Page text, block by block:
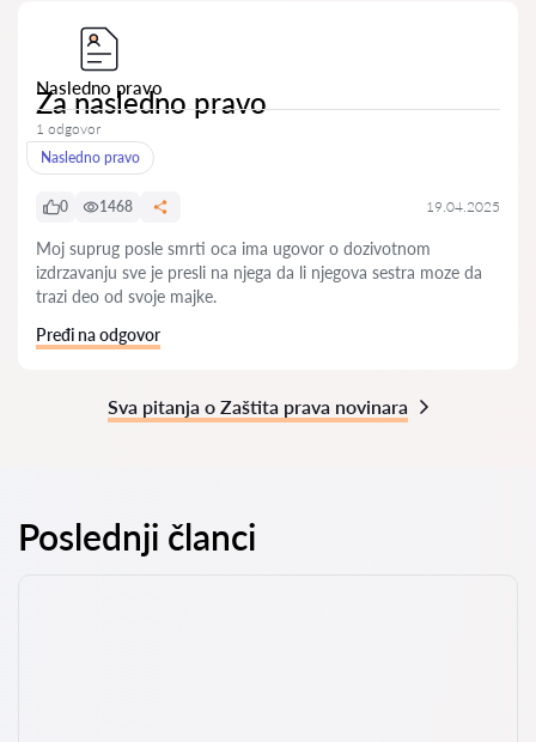
Nasledno pravo
Za nasledno pravo
1 odgovor
Nasledno pravo
0 1468 19.04.2025
Moj suprug posle smrti oca ima ugovor o dozivotnom
izdrzavanju sve je presli na njega da li njegova sestra moze da
trazi deo od svoje majke.
Pređi na odgovor
Sva pitanja o Zaštita prava novinara
Poslednji članci